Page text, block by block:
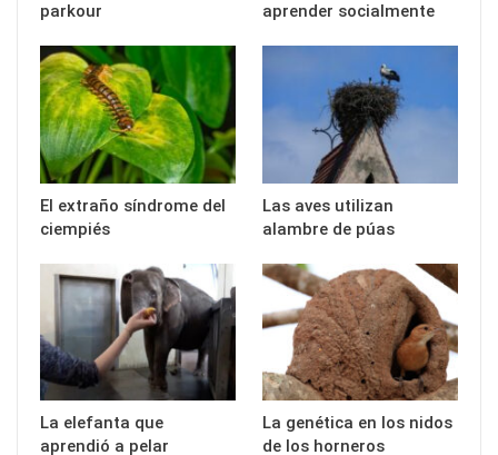
parkour
aprender socialmente
El extraño síndrome del
ciempiés
Las aves utilizan
alambre de púas
La elefanta que
aprendió a pelar
La genética en los nidos
de los horneros